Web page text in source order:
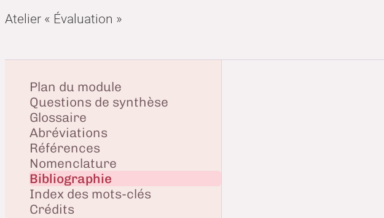
Atelier « Évaluation »
Plan du module
Questions de synthèse
Glossaire
Abréviations
Références
Nomenclature
Bibliographie
Index des mots-clés
Crédits